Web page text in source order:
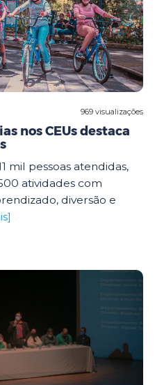
969 visualizações
nos CEUs destaca
mil pessoas atendidas,
atividades com
diversão e